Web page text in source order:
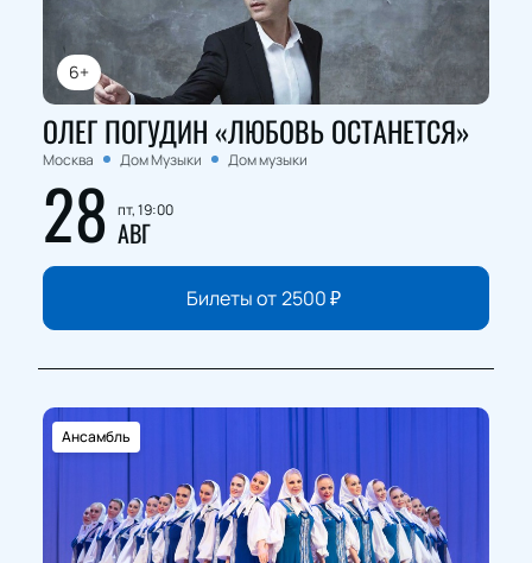
6+
ОЛЕГ ПОГУДИН «ЛЮБОВЬ ОСТАНЕТСЯ»
Москва Дом Музыки Дом музыки
28 пт, 19:00
АВГ
Билеты от2500₽
Ансамбль